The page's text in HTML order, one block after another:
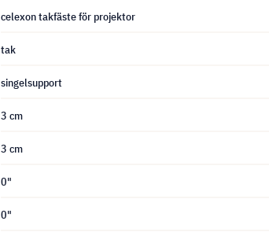
celexon takfäste för projektor
tak
singelsupport
3 cm
3 cm
0"
0"